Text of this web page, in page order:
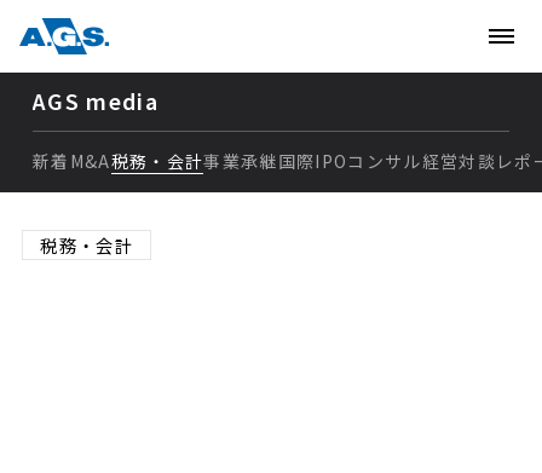
AGS media
新着
M&A
新着 M&A税務・会計事業承継国際IPO コンサル経営対談 レポ
税務・会計